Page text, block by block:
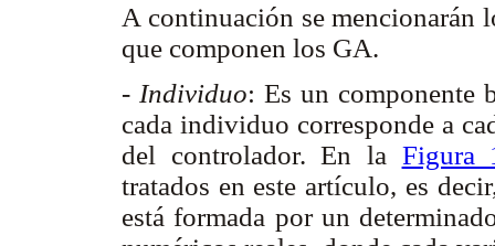
A continuación se mencionarán
que componen los GA.
- Individuo: Es un componente
cada individuo corresponde a
del controlador. En la Figura
tratados en este artículo, es
está formada por un